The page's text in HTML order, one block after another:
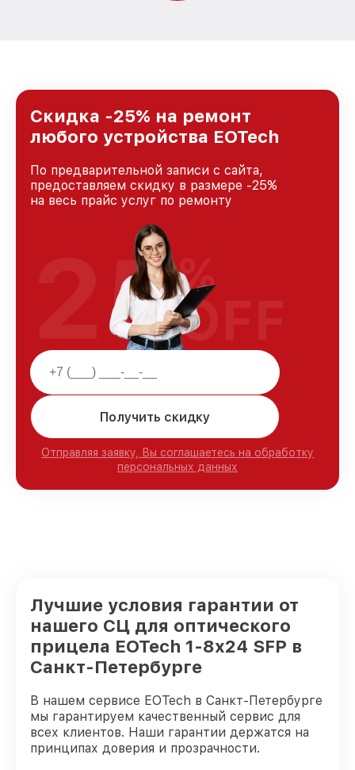
Скидка -25% на ремонт
любого устройства EOTech
По предварительной записи с сайта,
предоставляем скидку в размере -25%
на весь прайс услуг по ремонту
Получить скидку
Отправляя заявку, Вы соглашаетесь на обработку
персональных данных
25%
OFF
Лучшие условия гарантии от
нашего СЦ для оптического
прицела EOTech 1-8x24 SFP в
Санкт-Петербурге
В нашем сервисе EOTech в Санкт-Петербурге
мы гарантируем качественный сервис для
всех клиентов. Наши гарантии держатся на
принципах доверия и прозрачности.